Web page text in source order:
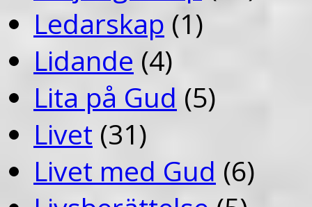
Ledarskap (1)
Lidande (4)
Lita på Gud (5)
Livet (31)
Livet med Gud (6)